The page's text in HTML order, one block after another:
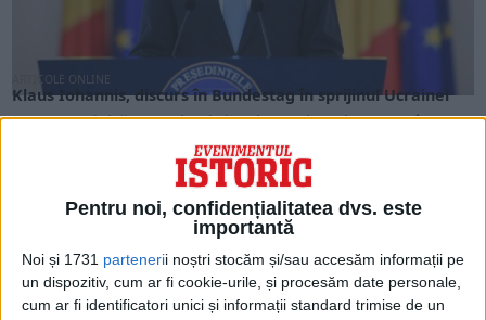
Pentru noi, confidențialitatea dvs. este
importantă
Noi și 1731 partenerii noștri stocăm și/sau accesăm informații pe
un dispozitiv, cum ar fi cookie-urile, și procesăm date personale,
cum ar fi identificatori unici și informații standard trimise de un
ARTICOLE ONLINE
Klaus Iohannis, discurs în Bundestag în sprijinul Ucrainei
Duminică, 17 noiembrie, Klaus Iohannis a mers în
Bundestag, unde a susţinut un discurs în faţa...